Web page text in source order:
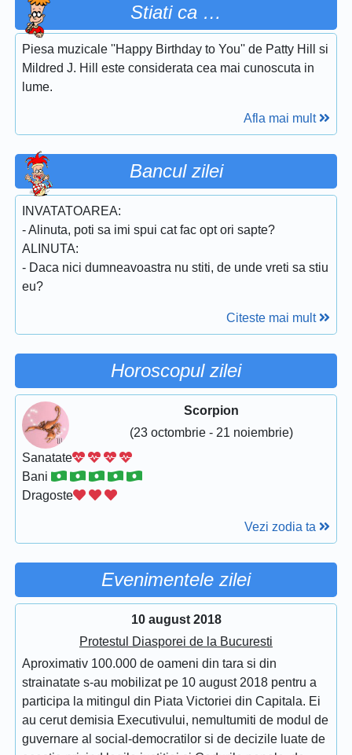
Stiati ca …
Piesa muzicale ''Happy Birthday to You'' de Patty Hill si
Mildred J. Hill este considerata cea mai cunoscuta in
lume.
Afla mai mult
Bancul zilei
INVATATOAREA:
- Alinuta, poti sa imi spui cat fac opt ori sapte?
ALINUTA:
- Daca nici dumneavoastra nu stiti, de unde vreti sa stiu
eu?
Citeste mai mult
Horoscopul zilei
Scorpion
(23 octombrie - 21 noiembrie)
Sanatate
Bani
Dragoste
Vezi zodia ta
Evenimentele zilei
10 august 2018
Protestul Diasporei de la Bucuresti
Aproximativ 100.000 de oameni din tara si din
strainatate s-au mobilizat pe 10 august 2018 pentru a
participa la mitingul din Piata Victoriei din Capitala. Ei
au cerut demisia Executivului, nemultumiti de modul de
guvernare al social-democratilor si de decizile luate de